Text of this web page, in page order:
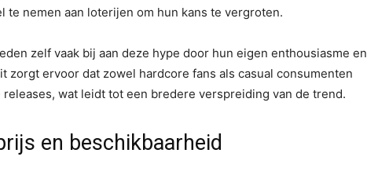
te nemen aan loterijen om hun kans te vergroten.
zelf vaak bij aan deze hype door hun eigen enthousiasme en
zorgt ervoor dat zowel hardcore fans als casual consumenten
wat leidt tot een bredere verspreiding van de trend.
en beschikbaarheid